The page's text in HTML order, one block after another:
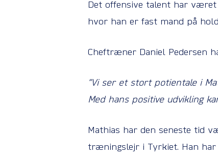
Det offensive talent har
hvor han er fast mand på
Cheftræner Daniel Pedersen
”Vi ser et stort potientale i
Med hans positive udvikling
Mathias har den seneste tid
træningslejr i Tyrkiet. Han har